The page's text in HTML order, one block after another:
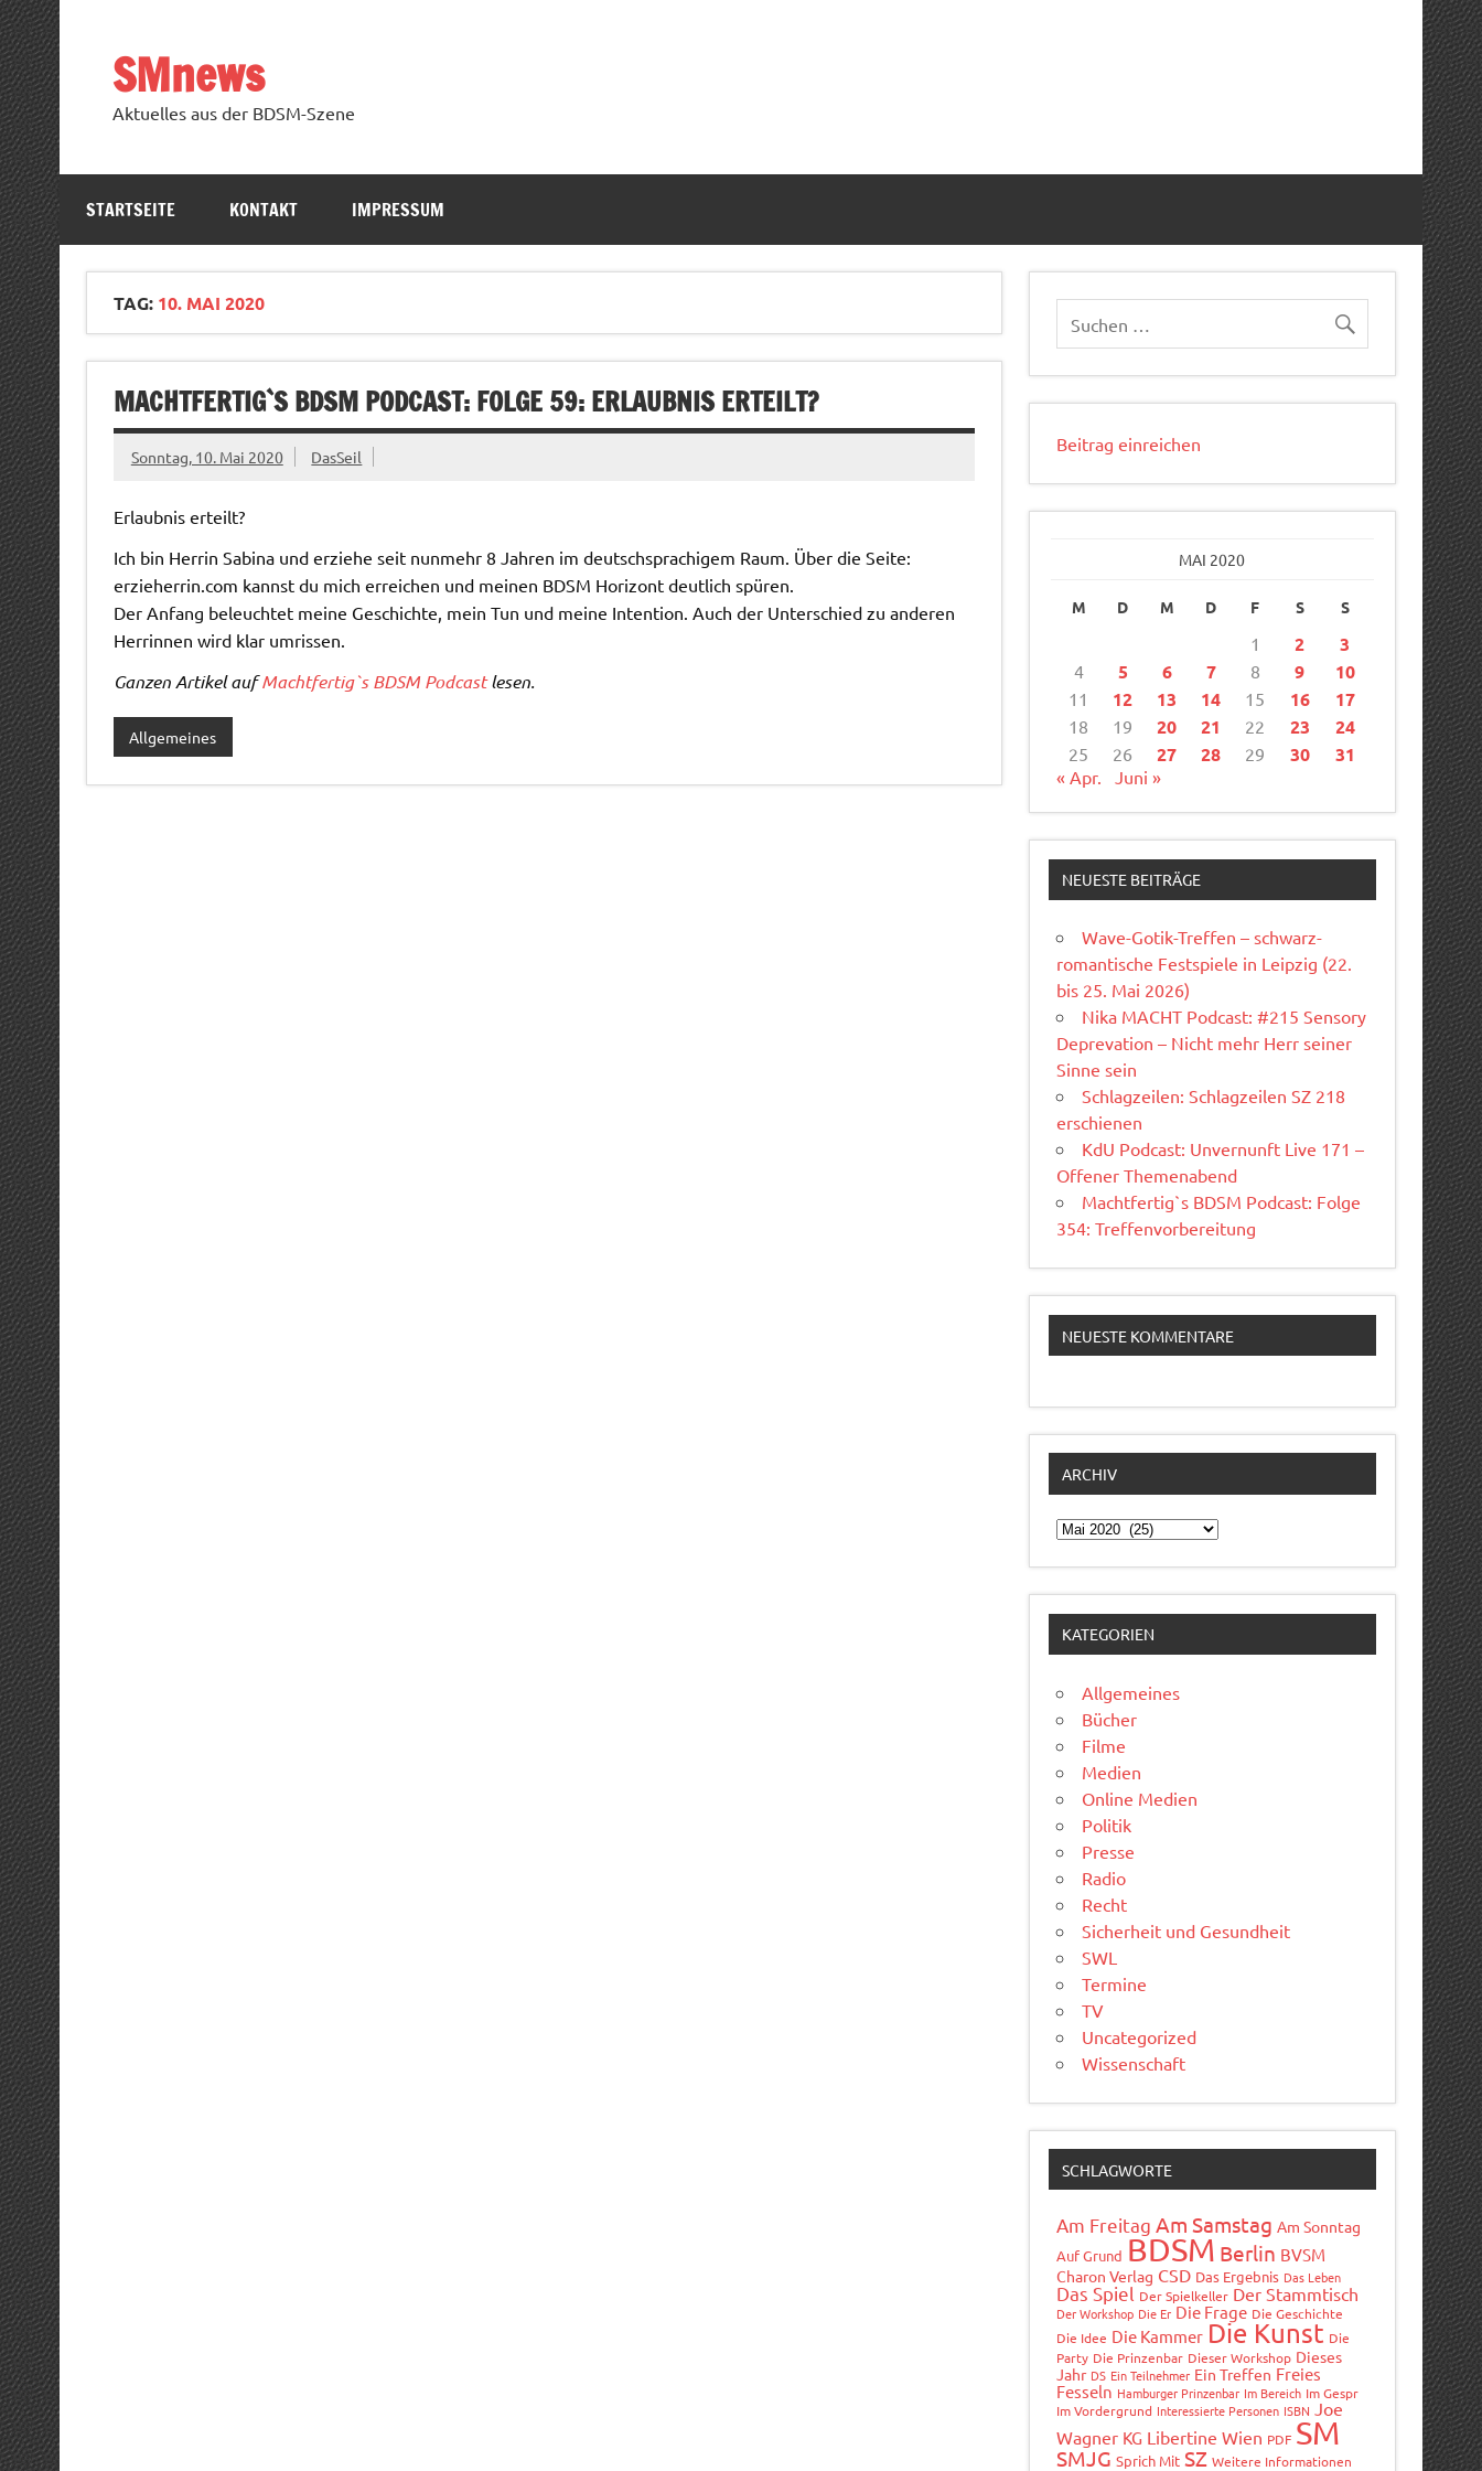
Zum
Inhalt
springen
SMnews
Aktuelles aus der BDSM-Szene
STARTSEITE KONTAKT IMPRESSUM
TAG: 10. MAI 2020
MACHTFERTIG`S BDSM PODCAST: FOLGE 59: ERLAUBNIS ERTEILT?
Sonntag, 10. Mai 2020 DasSeil
Erlaubnis erteilt?
Ich bin Herrin Sabina und erziehe seit nunmehr 8 Jahren im deutschsprachigem Raum. Über die Seite:
erzieherrin.com kannst du mich erreichen und meinen BDSM Horizont deutlich spüren.
Der Anfang beleuchtet meine Geschichte, mein Tun und meine Intention. Auch der Unterschied zu anderen
Herrinnen wird klar umrissen.
Ganzen Artikel aufMachtfertig`s BDSM Podcastlesen.
Allgemeines
Beitrag einreichen
MAI 2020
M D M D F S S
1 2 3
4 5 6 7 8 9 10
11 12 13 14 15 16 17
18 19 20 21 22 23 24
25 26 27 28 29 30 31
« Apr. Juni »
NEUESTE BEITRÄGE
Wave-Gotik-Treffen – schwarz-
romantische Festspiele in Leipzig (22.
bis 25. Mai 2026)
Nika MACHT Podcast: #215 Sensory
Deprevation – Nicht mehr Herr seiner
Sinne sein
Schlagzeilen: Schlagzeilen SZ 218
erschienen
KdU Podcast: Unvernunft Live 171 –
Offener Themenabend
Machtfertig`s BDSM Podcast: Folge
354: Treffenvorbereitung
NEUESTE KOMMENTARE
ARCHIV
Archiv
KATEGORIEN
Allgemeines
Bücher
Filme
Medien
Online Medien
Politik
Presse
Radio
Recht
Sicherheit und Gesundheit
SWL
Termine
TV
Uncategorized
Wissenschaft
SCHLAGWORTE
Am Freitag Am Samstag Am Sonntag
Auf Grund BDSM Berlin BVSM
Charon Verlag CSD Das Ergebnis Das Leben
Das Spiel Der Spielkeller Der Stammtisch
Der Workshop Die Er Die Frage Die Geschichte
Die Idee Die Kammer Die Kunst Die
Party Die Prinzenbar Dieser Workshop Dieses
Jahr DS Ein Teilnehmer Ein Treffen Freies
Fesseln Hamburger Prinzenbar Im Bereich Im Gespr
Im Vordergrund Interessierte Personen ISBN
Joe
Wagner KG Libertine Wien PDF SM
SMJG Sprich Mit SZ Weitere Informationen